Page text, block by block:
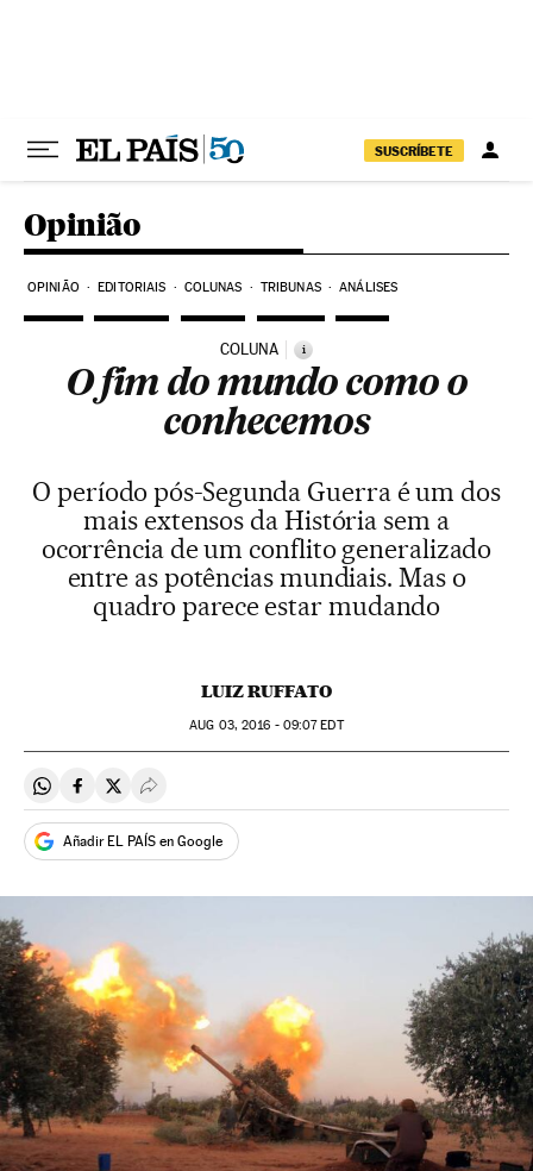
SUSCRÍBETE
Opinião
OPINIÃO EDITORIAIS COLUNAS TRIBUNAS ANÁLISES
COLUNA i
O fim do mundo como o
conhecemos
O período pós-Segunda Guerra é um dos
mais extensos da História sem a
ocorrência de um conflito generalizado
entre as potências mundiais. Mas o
quadro parece estar mudando
LUIZ RUFFATO
AUG 03, 2016 - 09:07EDT
Compartir en Whatsapp
Compartir en Facebook
Compartir en Twitter
Desplegar Redes Sociales
Añadir EL PAÍS en Google